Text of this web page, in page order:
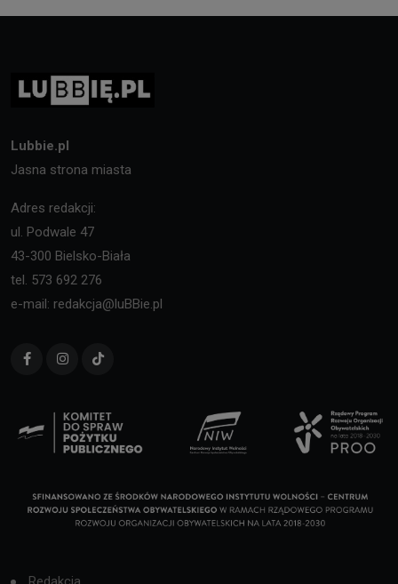
Lubbie.pl
Jasna strona miasta
Adres redakcji:
ul. Podwale 47
43-300 Bielsko-Biała
tel. 573 692 276
e-mail: redakcja@luBBie.pl